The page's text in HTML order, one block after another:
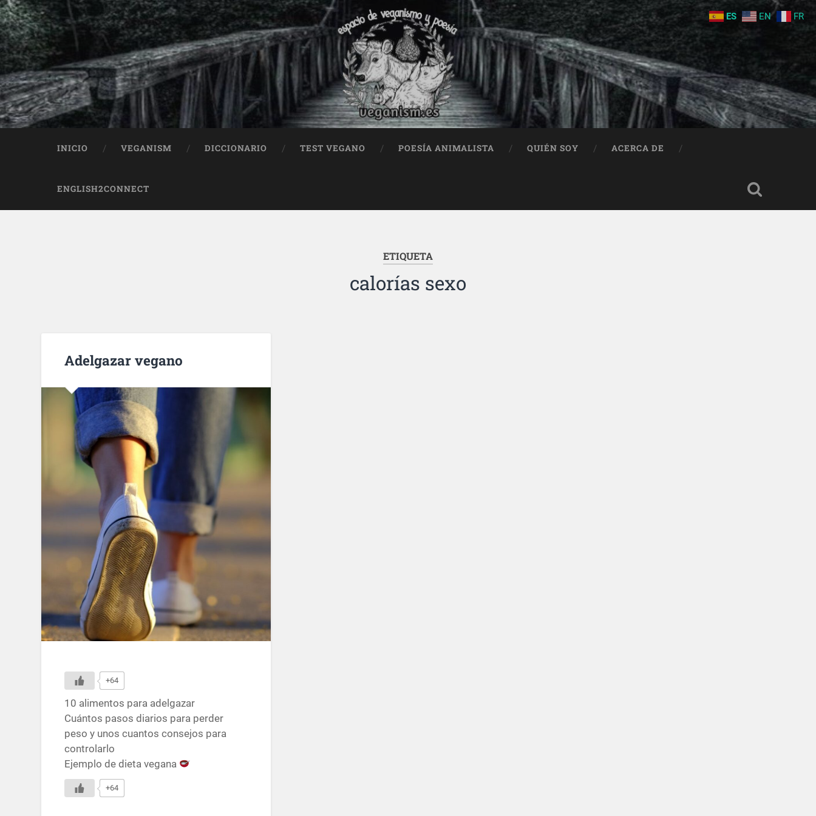
INICIO VEGANISM DICCIONARIO TEST VEGANO POESÍA ANIMALISTA QUIÉN SOY ACERCA DE
ENGLISH2CONNECT
ETIQUETA
calorías sexo
Adelgazar vegano
+64
10 alimentos para adelgazar
Cuántos pasos diarios para perder
peso y unos cuantos consejos para
controlarlo
Ejemplo de dieta vegana
+64
ES EN FR